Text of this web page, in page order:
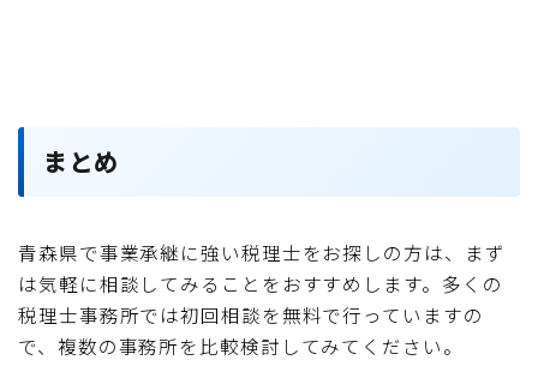
まとめ
青森県で事業承継に強い税理士をお探しの方は、まず
は気軽に相談してみることをおすすめします。多くの
税理士事務所では初回相談を無料で行っていますの
で、複数の事務所を比較検討してみてください。